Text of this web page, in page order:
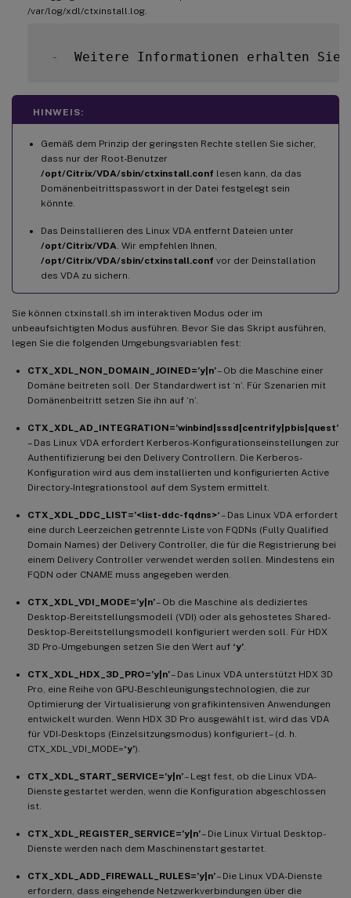
/var/log/xdl/ctxinstall.log.
-
Weitere Informationen erhalten
HINWEIS:
Gemäß dem Prinzip der geringsten Rechte stellen Sie sicher,
dass nur der Root-Benutzer
/opt/Citrix/VDA/sbin/ctxinstall.conf lesen kann, da das
Domänenbeitrittspasswort in der Datei festgelegt sein
könnte.
Das Deinstallieren des Linux VDA entfernt Dateien unter
/opt/Citrix/VDA. Wir empfehlen Ihnen,
/opt/Citrix/VDA/sbin/ctxinstall.conf vor der Deinstallation
des VDA zu sichern.
Sie können ctxinstall.sh im interaktiven Modus oder im
unbeaufsichtigten Modus ausführen. Bevor Sie das Skript ausführen,
legen Sie die folgenden Umgebungsvariablen fest:
CTX_XDL_NON_DOMAIN_JOINED=’y|n’– Ob die Maschine einer
Domäne beitreten soll. Der Standardwert ist ‘n’. Für Szenarien mit
Domänenbeitritt setzen Sie ihn auf ‘n’.
CTX_XDL_AD_INTEGRATION=’winbind|sssd|centrify|pbis|quest’
– Das Linux VDA erfordert Kerberos-Konfigurationseinstellungen zur
Authentifizierung bei den Delivery Controllern. Die Kerberos-
Konfiguration wird aus dem installierten und konfigurierten Active
Directory-Integrationstool auf dem System ermittelt.
CTX_XDL_DDC_LIST=’<list-ddc-fqdns>‘– Das Linux VDA erfordert
eine durch Leerzeichen getrennte Liste von FQDNs (Fully Qualified
Domain Names) der Delivery Controller, die für die Registrierung bei
einem Delivery Controller verwendet werden sollen. Mindestens ein
FQDN oder CNAME muss angegeben werden.
CTX_XDL_VDI_MODE=’y|n’– Ob die Maschine als dediziertes
Desktop-Bereitstellungsmodell (VDI) oder als gehostetes Shared-
Desktop-Bereitstellungsmodell konfiguriert werden soll. Für HDX
3D Pro-Umgebungen setzen Sie den Wert auf ‘y’.
CTX_XDL_HDX_3D_PRO=’y|n’– Das Linux VDA unterstützt HDX 3D
Pro, eine Reihe von GPU-Beschleunigungstechnologien, die zur
Optimierung der Virtualisierung von grafikintensiven Anwendungen
entwickelt wurden. Wenn HDX 3D Pro ausgewählt ist, wird das VDA
für VDI-Desktops (Einzelsitzungsmodus) konfiguriert – (d. h.
CTX_XDL_VDI_MODE=‘y’).
CTX_XDL_START_SERVICE=’y|n’– Legt fest, ob die Linux VDA-
Dienste gestartet werden, wenn die Konfiguration abgeschlossen
ist.
CTX_XDL_REGISTER_SERVICE=’y|n’– Die Linux Virtual Desktop-
Dienste werden nach dem Maschinenstart gestartet.
CTX_XDL_ADD_FIREWALL_RULES=’y|n’– Die Linux VDA-Dienste
erfordern, dass eingehende Netzwerkverbindungen über die